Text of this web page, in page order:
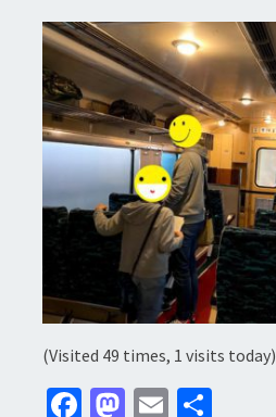
(Visited 49 times, 1 visits today)
Fa M E